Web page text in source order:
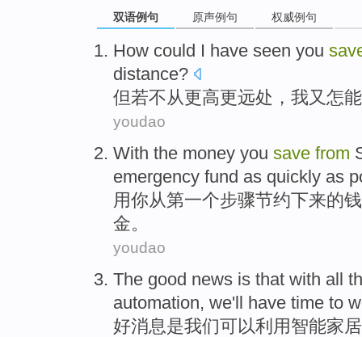
双语例句 原声例句 权威例句
How could I have seen you
distance?
但若不从更高更远处 ， 我又怎能
youdao
With the money you save from
emergency fund as quickly as
用你从第一个步骤节约下来的钱
金。
youdao
The good news is that with all
automation, we'll have time to
好消息是我们可以利用 智能家居